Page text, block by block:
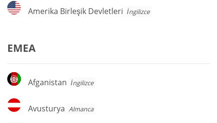
Amerika
Birleşik
Amerika Birleşik Devletleri İngilizce
EMEA
Afganistan
Afganistan İngilizce
Avusturya
Avusturya Almanca